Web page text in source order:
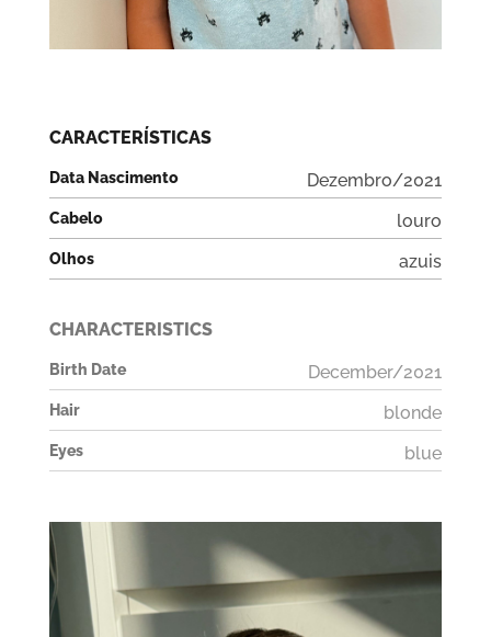
CARACTERÍSTICAS
Data Nascimento Dezembro/2021
Cabelo louro
Olhos azuis
CHARACTERISTICS
Birth Date December/2021
Hair blonde
Eyes blue